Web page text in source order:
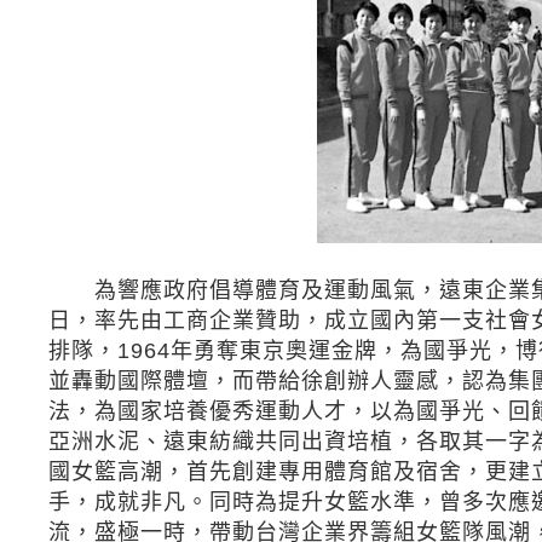
為響應政府倡導體育及運動風氣，遠東企業
日，率先由工商企業贊助，成立國內第一支社
排隊，1964年勇奪東京奧運金牌，為國爭光，
並轟動國際體壇，而帶給徐創辦人靈感，認為
法，為國家培養優秀運動人才，以為國爭光、
亞洲水泥、遠東紡織共同出資培植，各取其
國女籃高潮，首先創建專用體育館及宿舍，更
手，成就非凡。同時為提升女籃水準，曾多次
流，盛極一時，帶動台灣企業界籌組女籃隊風